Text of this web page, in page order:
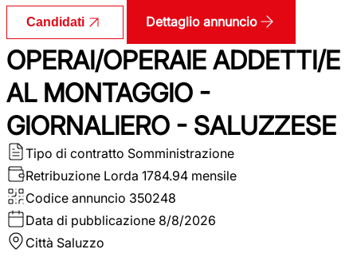
Candidati Dettaglio annuncio
OPERAI/OPERAIE ADDETTI/E
AL MONTAGGIO -
GIORNALIERO - SALUZZESE
Tipo di contratto Somministrazione
Retribuzione Lorda 1784.94 mensile
Codice annuncio 350248
Data di pubblicazione 8/8/2026
Città Saluzzo